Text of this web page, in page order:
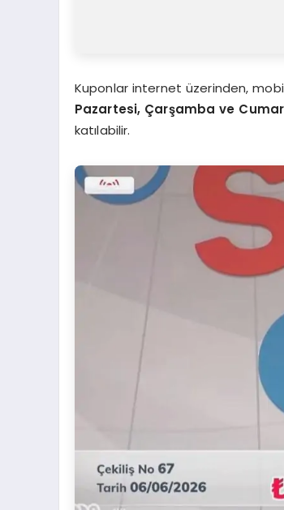
Kuponlar internet üzerinden,
Pazartesi, Çarşamba ve
katılabilir.